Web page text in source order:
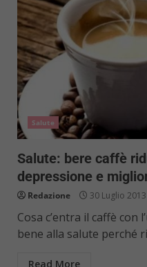
Salute
Salute: bere caffè
depressione e
Redazione 30 Luglio 2013
Cosa c’entra il caffè con
bene alla salute perché
Read More